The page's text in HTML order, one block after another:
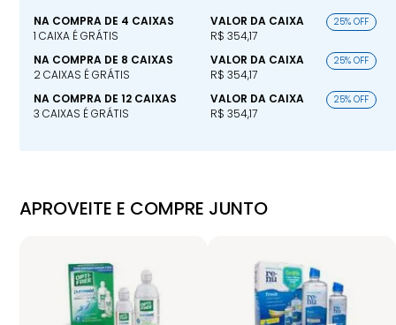
NA COMPRA DE 4 CAIXAS
1 CAIXA É GRÁTIS
VALOR DA CAIXA
R$ 354,17
25% OFF
NA COMPRA DE 8 CAIXAS
2 CAIXAS É GRÁTIS
VALOR DA CAIXA
R$ 354,17
25% OFF
NA COMPRA DE 12 CAIXAS
3 CAIXAS É GRÁTIS
VALOR DA CAIXA
R$ 354,17
25% OFF
APROVEITE E COMPRE JUNTO